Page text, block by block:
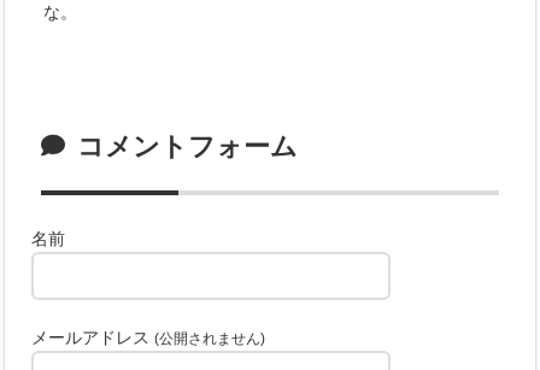
な。
コメントフォーム
名前
メールアドレス(公開されません)